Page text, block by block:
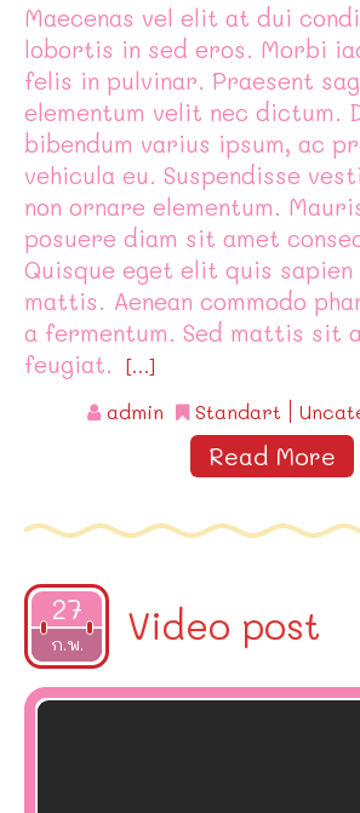
Maecenas vel elit at dui
lobortis in sed eros. Morbi
felis in pulvinar. Praesent
elementum velit nec dictum.
bibendum varius ipsum, ac
vehicula eu. Suspendisse
non ornare elementum.
posuere diam sit amet
Quisque eget elit quis
mattis. Aenean commodo
a fermentum. Sed mattis sit
feugiat.
[…]
admin Standart
Read More
27
ก.พ.
2015 Video post